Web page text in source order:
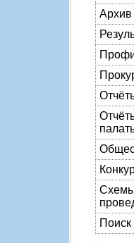
Архив
Схемы
Поиск